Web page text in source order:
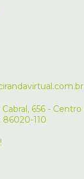
656 - Centro
86020-110